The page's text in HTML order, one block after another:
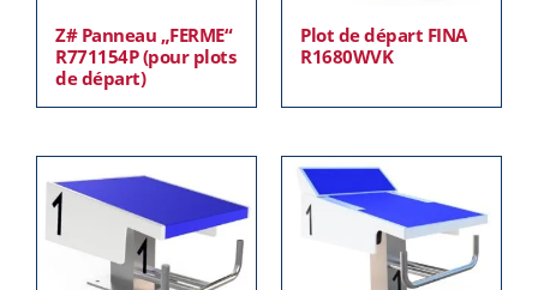
Z# Panneau „FERME“
R771154P (pour plots
de départ)
Plot de départ FINA
R1680WVK